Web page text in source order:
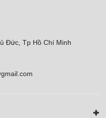
Đức, Tp Hồ Chí Minh